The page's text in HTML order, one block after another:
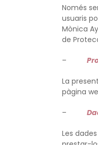
Només
usuaris
Mònica
de
–
La
pàgina
–
Les